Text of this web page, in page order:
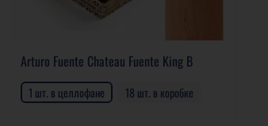
Arturo Fuente Chateau Fuente King B
1 шт. в целлофане 18 шт. в коробке